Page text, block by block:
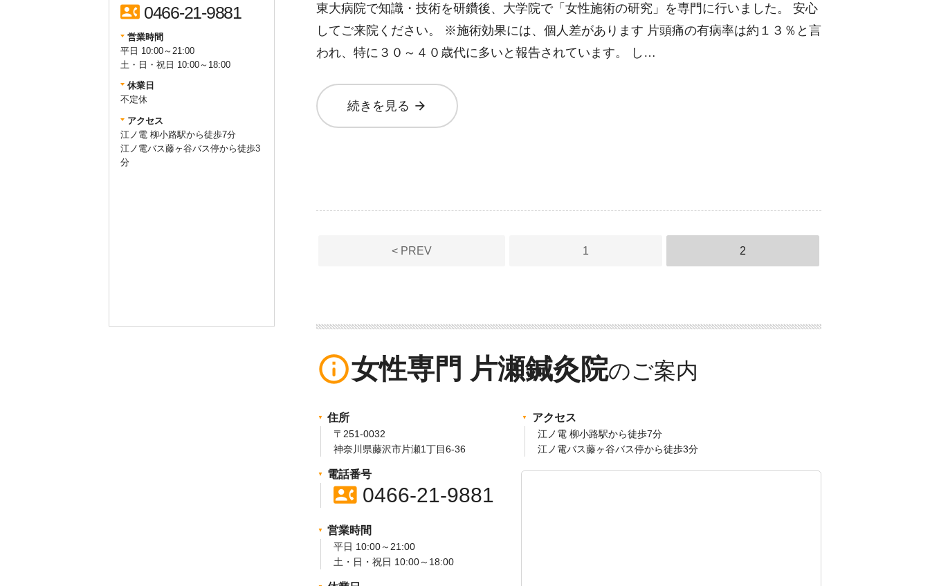
東大病院で知識・技術を研鑽後、大学院で「女性施術の研究」を専門に行いました。 安心
してご来院ください。 ※施術効果には、個人差があります 片頭痛の有病率は約１３％と言
われ、特に３０～４０歳代に多いと報告されています。 し…
続きを見る arrow_forward
ー
ジ
送
< PREV 1 2
info_outline女性専門 片瀬鍼灸院
住所
〒251-0032
神奈川県藤沢市片瀬1丁目6-36
電話番号
contact_phone0466-21-9881
営業時間
平日 10:00～21:00
土・日・祝日 10:00～18:00
アクセス
江ノ電 柳小路駅から徒歩7分
江ノ電バス藤ヶ谷バス停から徒歩3分
contact_phone 0466-21-9881
営業時間
平日 10:00～21:00
土・日・祝日 10:00～18:00
休業日
不定休
アクセス
江ノ電 柳小路駅から徒歩7分
江ノ電バス藤ヶ谷バス停から徒歩3
分